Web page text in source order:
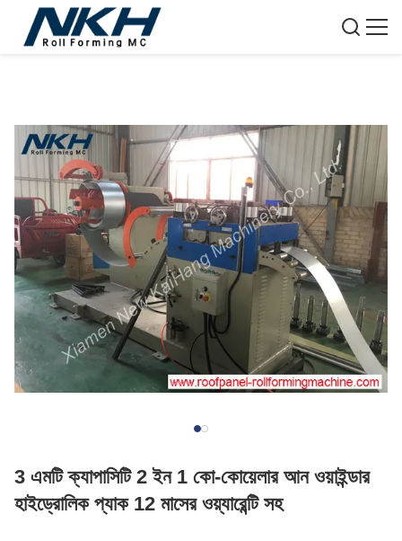
3 এমটি ক্যাপাসিটি 2 ইন 1 কো-কোয়েলার আন ওয়াইন্ডার
হাইড্রোলিক প্যাক 12 মাসের ওয়্যারেন্টি সহ